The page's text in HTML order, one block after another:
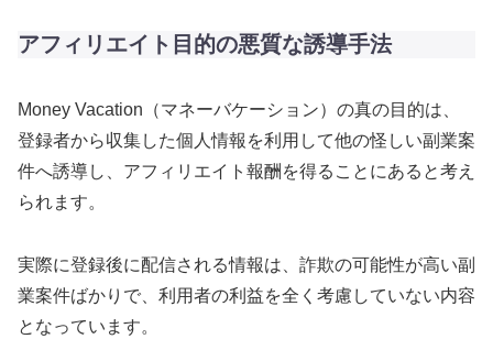
アフィリエイト目的の悪質な誘導手法
Money Vacation（マネーバケーション）の真の目的は、
登録者から収集した個人情報を利用して他の怪しい副業案
件へ誘導し、アフィリエイト報酬を得ることにあると考え
られます。
実際に登録後に配信される情報は、詐欺の可能性が高い副
業案件ばかりで、利用者の利益を全く考慮していない内容
となっています。